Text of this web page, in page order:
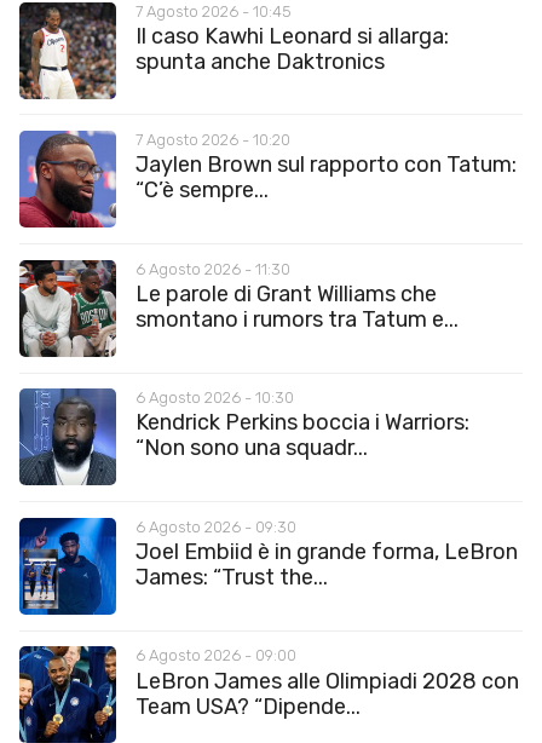
7 Agosto 2026 - 10:45
Il caso Kawhi Leonard si allarga:
spunta anche Daktronics
7 Agosto 2026 - 10:20
Jaylen Brown sul rapporto con Tatum:
“C’è sempre...
6 Agosto 2026 - 11:30
Le parole di Grant Williams che
smontano i rumors tra Tatum e...
6 Agosto 2026 - 10:30
Kendrick Perkins boccia i Warriors:
“Non sono una squadr...
6 Agosto 2026 - 09:30
Joel Embiid è in grande forma, LeBron
James: “Trust the...
6 Agosto 2026 - 09:00
LeBron James alle Olimpiadi 2028 con
Team USA? “Dipende...